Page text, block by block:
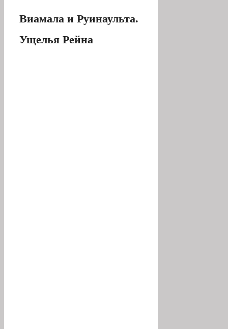
Виамала и Руинаульта.
Ущелья Рейна